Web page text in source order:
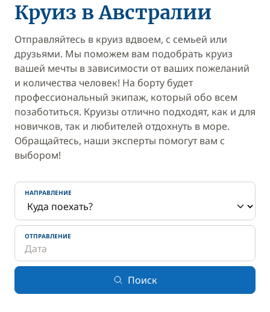
Круиз в Австралии
Отправляйтесь в круиз вдвоем, с семьей или
друзьями. Мы поможем вам подобрать круиз
вашей мечты в зависимости от ваших пожеланий
и количества человек! На борту будет
профессиональный экипаж, который обо всем
позаботиться. Круизы отлично подходят, как и для
новичков, так и любителей отдохнуть в море.
Обращайтесь, наши эксперты помогут вам с
выбором!
НАПРАВЛЕНИЕ
ОТПРАВЛЕНИЕ
Поиск